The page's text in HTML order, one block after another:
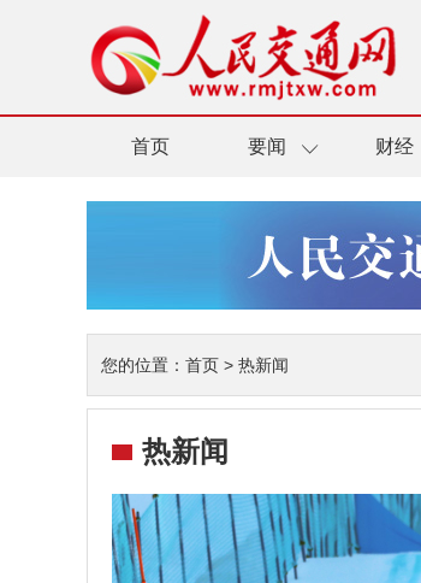
首页 要闻 财经
您的位置： 首页 > 热新闻
热新闻